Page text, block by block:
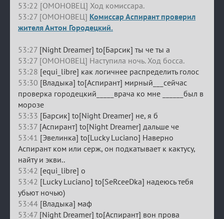
53:22 [ОМОНОВЕЦ] Ход комиссара.
53:27 [ОМОНОВЕЦ] Комиссар Аспирант проверил
жителя Антон Городецкий.
53:27 [Night Dreamer] to[Барсик] ты че ты а
53:27 [ОМОНОВЕЦ] Наступила ночь. Ход босса.
53:28 [equi_libre] как логичнее распределить голос
53:30 [Владыка] to[Аспирант] мирный___сейчас
проверка городецкий_____врача ко мне ______был в
морозе
53:33 [Барсик] to[Night Dreamer] не, я б
53:37 [Аспирант] to[Night Dreamer] дальше че
53:41 [Эвелинка] to[Lucky Luciano] Наверно
Аспирант ком или серж, он подкатывает к кактусу,
найту и экви..
53:42 [equi_libre] о
53:42 [Lucky Luciano] to[SeRceeDka] надеюсь тебя
убьют ночью)
53:44 [Владыка] маф
53:47 [Night Dreamer] to[Аспирант] вон прова